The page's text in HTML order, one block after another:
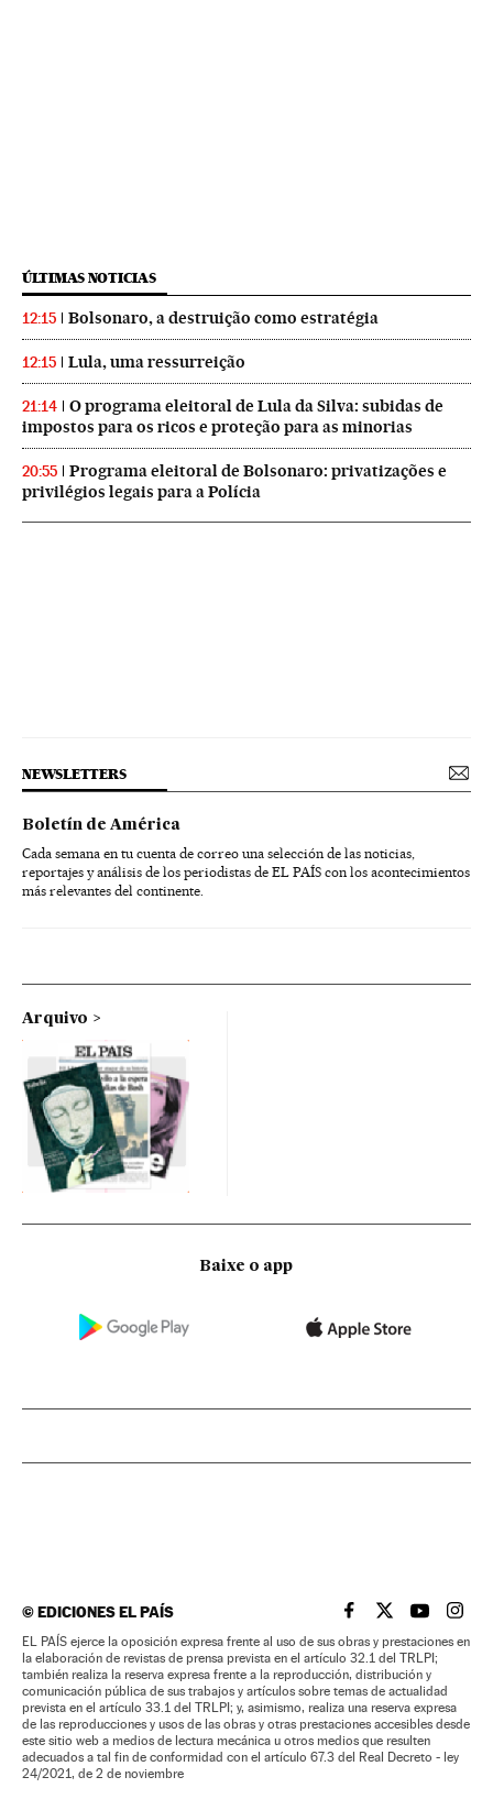
ÚLTIMAS NOTICIAS
12:15 Bolsonaro, a destruição como estratégia
12:15 Lula, uma ressurreição
21:14
O programa eleitoral de Lula da Silva: subidas de
impostos para os ricos e proteção para as minorias
20:55
Programa eleitoral de Bolsonaro: privatizações e
privilégios legais para a Polícia
NEWSLETTERS
Boletín de América
Cada semana en tu cuenta de correo una selección de las noticias,
reportajes y análisis de los periodistas de EL PAÍS con los acontecimientos
más relevantes del continente.
Arquivo
Baixe o app
©EDICIONES EL PAÍS EL PAÍS BRASIL EN
EL PAÍSEL PAÍS
EL
EL PAÍS ejerce la oposición expresa frente al uso de sus obras y prestaciones en
la elaboración de revistas de prensa prevista en el artículo 32.1 del TRLPI;
también realiza la reserva expresa frente a la reproducción, distribución y
comunicación pública de sus trabajos y artículos sobre temas de actualidad
prevista en el artículo 33.1 del TRLPI; y, asimismo, realiza una reserva expresa
de las reproducciones y usos de las obras y otras prestaciones accesibles desde
este sitio web a medios de lectura mecánica u otros medios que resulten
adecuados a tal fin de conformidad con el artículo 67.3 del Real Decreto - ley
24/2021, de 2 de noviembre